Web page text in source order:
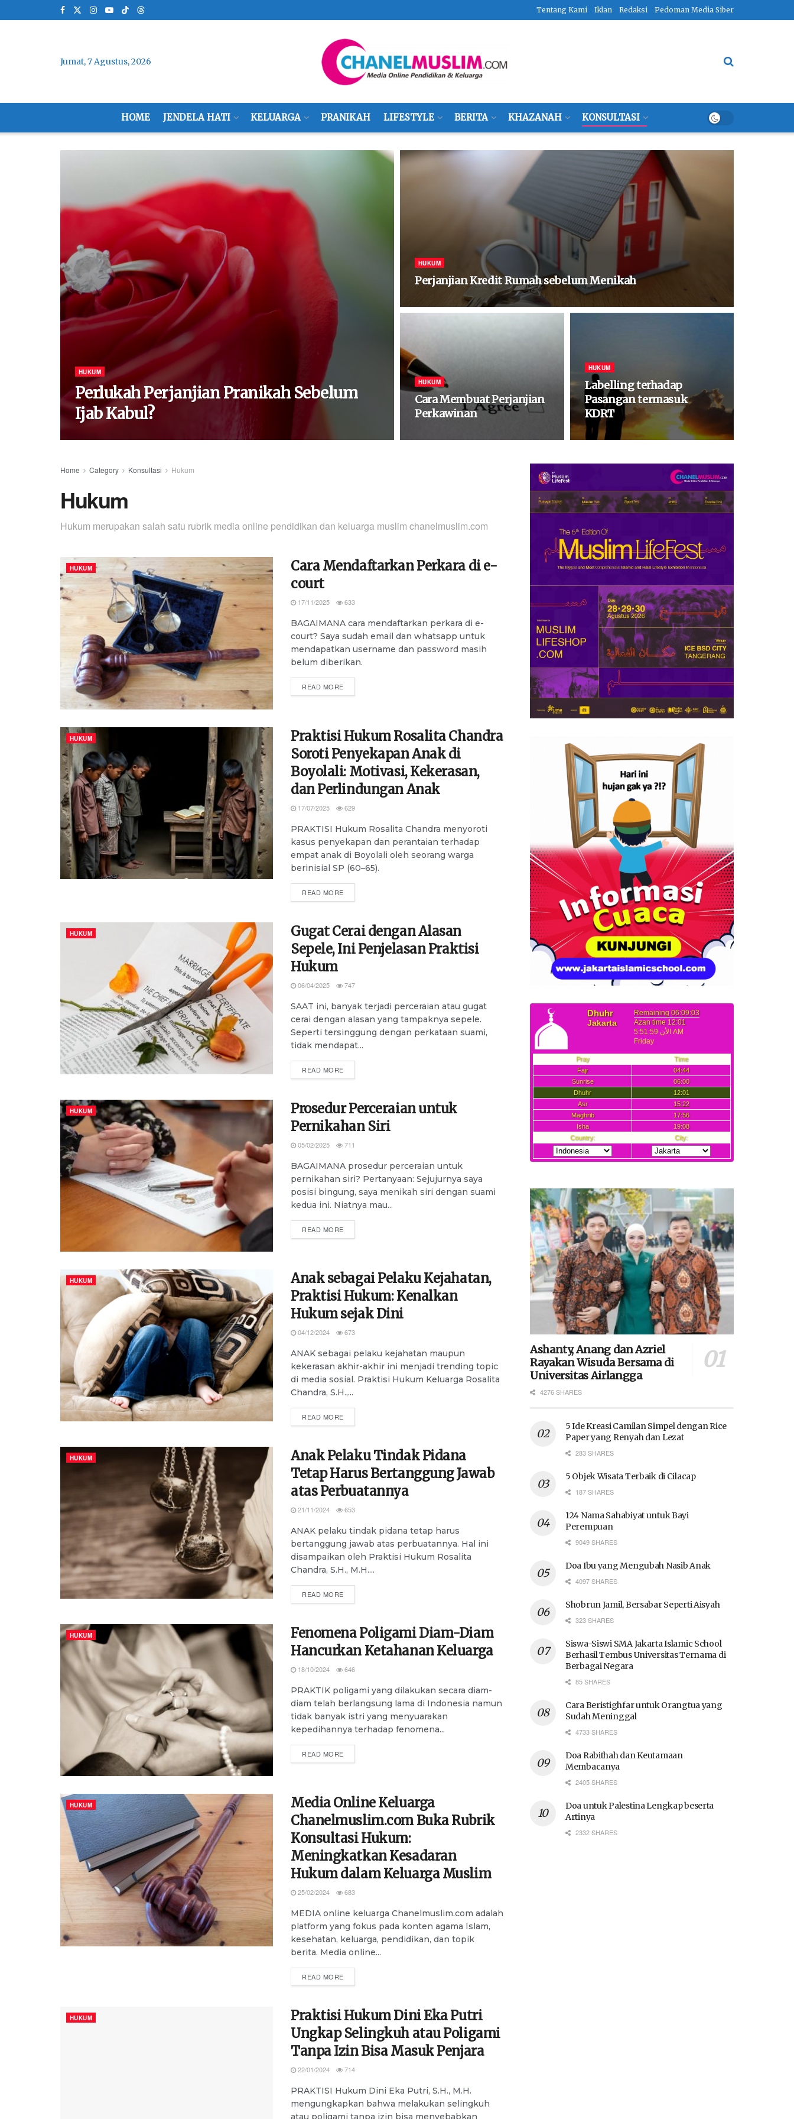
Tentang Kami Iklan Redaksi Pedoman Media Siber
Jumat, 7 Agustus, 2026
HOME JENDELA HATI KELUARGA PRANIKAH LIFESTYLE BERITA KHAZANAH KONSULTASI
HUKUM
Perlukah Perjanjian Pranikah Sebelum
Ijab Kabul?
HUKUM
Perjanjian Kredit Rumah sebelum Menikah
HUKUM
Cara Membuat Perjanjian
Perkawinan
HUKUM
Labelling terhadap
Pasangan termasuk
KDRT
Home Category Konsultasi Hukum
Hukum
Hukum merupakan salah satu rubrik media online pendidikan dan keluarga muslim chanelmuslim.com
HUKUM
Cara Mendaftarkan Perkara di e-
court
17/11/2025 633
BAGAIMANA cara mendaftarkan perkara di e-
court? Saya sudah email dan whatsapp untuk
mendapatkan username dan password masih
belum diberikan.
READ MOREDETAILS
HUKUM
Praktisi Hukum Rosalita Chandra
Soroti Penyekapan Anak di
Boyolali: Motivasi, Kekerasan,
dan Perlindungan Anak
17/07/2025 629
PRAKTISI Hukum Rosalita Chandra menyoroti
kasus penyekapan dan perantaian terhadap
empat anak di Boyolali oleh seorang warga
berinisial SP (60–65).
READ MOREDETAILS
HUKUM
Gugat Cerai dengan Alasan
Sepele, Ini Penjelasan Praktisi
Hukum
06/04/2025 747
SAAT ini, banyak terjadi perceraian atau gugat
cerai dengan alasan yang tampaknya sepele.
Seperti tersinggung dengan perkataan suami,
tidak mendapat...
READ MOREDETAILS
HUKUM
Prosedur Perceraian untuk
Pernikahan Siri
05/02/2025 711
BAGAIMANA prosedur perceraian untuk
pernikahan siri? Pertanyaan: Sejujurnya saya
posisi bingung, saya menikah siri dengan suami
kedua ini. Niatnya mau...
READ MOREDETAILS
HUKUM
Anak sebagai Pelaku Kejahatan,
Praktisi Hukum: Kenalkan
Hukum sejak Dini
04/12/2024 673
ANAK sebagai pelaku kejahatan maupun
kekerasan akhir-akhir ini menjadi trending topic
di media sosial. Praktisi Hukum Keluarga Rosalita
Chandra, S.H.,...
READ MOREDETAILS
HUKUM
Anak Pelaku Tindak Pidana
Tetap Harus Bertanggung Jawab
atas Perbuatannya
21/11/2024 653
ANAK pelaku tindak pidana tetap harus
bertanggung jawab atas perbuatannya. Hal ini
disampaikan oleh Praktisi Hukum Rosalita
Chandra, S.H., M.H....
READ MOREDETAILS
HUKUM
Fenomena Poligami Diam-Diam
Hancurkan Ketahanan Keluarga
18/10/2024 646
PRAKTIK poligami yang dilakukan secara diam-
diam telah berlangsung lama di Indonesia namun
tidak banyak istri yang menyuarakan
kepedihannya terhadap fenomena...
READ MOREDETAILS
HUKUM
Media Online Keluarga
Chanelmuslim.com Buka Rubrik
Konsultasi Hukum:
Meningkatkan Kesadaran
Hukum dalam Keluarga Muslim
25/02/2024 683
MEDIA online keluarga Chanelmuslim.com adalah
platform yang fokus pada konten agama Islam,
kesehatan, keluarga, pendidikan, dan topik
berita. Media online...
READ MOREDETAILS
HUKUM
Praktisi Hukum Dini Eka Putri
Ungkap Selingkuh atau Poligami
Tanpa Izin Bisa Masuk Penjara
22/01/2024 714
PRAKTISI Hukum Dini Eka Putri, S.H., M.H.
mengungkapkan bahwa melakukan selingkuh
Ashanty, Anang dan Azriel
Rayakan Wisuda Bersama di
Universitas Airlangga
4276 SHARES
5 Ide Kreasi Camilan Simpel dengan Rice
Paper yang Renyah dan Lezat
283 SHARES
5 Objek Wisata Terbaik di Cilacap
187 SHARES
124 Nama Sahabiyat untuk Bayi
Perempuan
9049 SHARES
Doa Ibu yang Mengubah Nasib Anak
4097 SHARES
Shobrun Jamil, Bersabar Seperti Aisyah
323 SHARES
Siswa-Siswi SMA Jakarta Islamic School
Berhasil Tembus Universitas Ternama di
Berbagai Negara
85 SHARES
Cara Beristighfar untuk Orangtua yang
Sudah Meninggal
4733 SHARES
Doa Rabithah dan Keutamaan
Membacanya
2405 SHARES
Doa untuk Palestina Lengkap beserta
Artinya
2332 SHARES